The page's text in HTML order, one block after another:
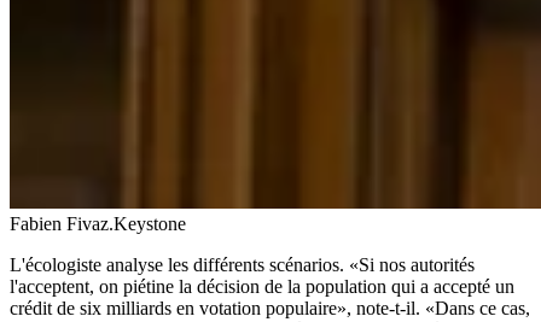
Fabien Fivaz.Keystone
L'écologiste analyse les différents scénarios. «Si nos autorités
l'acceptent, on piétine la décision de la population qui a accepté un
crédit de six milliards en votation populaire», note-t-il. «Dans ce cas,